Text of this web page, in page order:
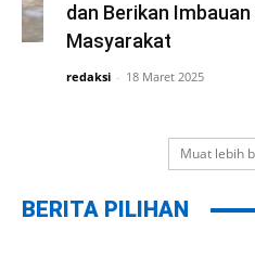
dan Berikan Imbauan
Masyarakat
redaksi - 18 Maret 2025
Muat lebih
BERITA PILIHAN